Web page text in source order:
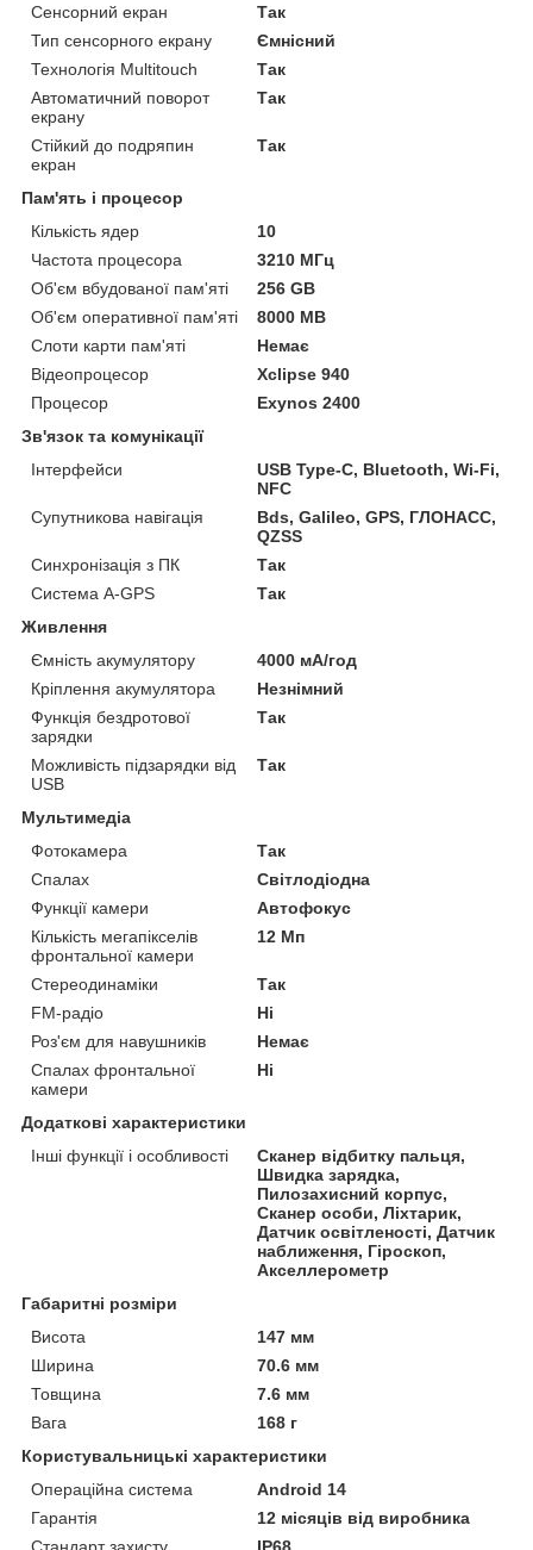
Сенсорний екран
Так
Тип сенсорного екрану
Ємнісний
Технологія Multitouch
Так
Автоматичний поворот
екрану
Так
Стійкий до подряпин
екран
Так
Пам'ять і процесор
Кількість ядер
10
Частота процесора
3210 МГц
Об'єм вбудованої пам'яті
256 GB
Об'єм оперативної пам'яті
8000 MB
Слоти карти пам'яті
Немає
Відеопроцесор
Xclipse 940
Процесор
Exynos 2400
Зв'язок та комунікації
Інтерфейси
USB Type-C, Bluetooth, Wi-Fi,
NFC
Супутникова навігація
Bds, Galileo, GPS, ГЛОНАСС,
QZSS
Синхронізація з ПК
Так
Система A-GPS
Так
Живлення
Ємність акумулятору
4000 мА/год
Кріплення акумулятора
Незнімний
Функція бездротової
зарядки
Так
Можливість підзарядки від
USB
Так
Мультимедіа
Фотокамера
Так
Спалах
Світлодіодна
Функції камери
Автофокус
Кількість мегапікселів
фронтальної камери
12 Мп
Стереодинаміки
Так
FM-радіо
Ні
Роз'єм для навушників
Немає
Спалах фронтальної
камери
Ні
Додаткові характеристики
Інші функції і особливості
Сканер відбитку пальця,
Швидка зарядка,
Пилозахисний корпус,
Сканер особи, Ліхтарик,
Датчик освітленості, Датчик
наближення, Гіроскоп,
Акселлерометр
Габаритні розміри
Висота
147 мм
Ширина
70.6 мм
Товщина
7.6 мм
Вага
168 г
Користувальницькі характеристики
Операційна система
Android 14
Гарантія
12 місяців від виробника
Стандарт захисту
IP68